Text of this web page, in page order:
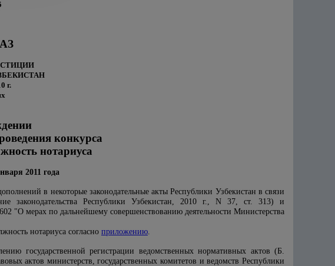
г.
конкурса
нотариуса
2011 года
в некоторые законодательные акты Республики Узбекистан в связи
законодательства Республики Узбекистан, 2010 г., N 37, ст. 313) и
"О мерах по дальнейшему совершенствованию деятельности Министерства
нотариуса согласно приложению.
государственной регистрации ведомственных нормативных актов (Б.
актов министерств, государственных комитетов и ведомств Республики